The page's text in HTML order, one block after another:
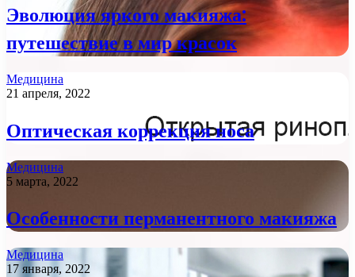
Эволюция яркого макияжа:
путешествие в мир красок
Медицина
21 апреля, 2022
Оптическая коррекция носа
Медицина
5 марта, 2022
Особенности перманентного макияжа
Медицина
17 января, 2022